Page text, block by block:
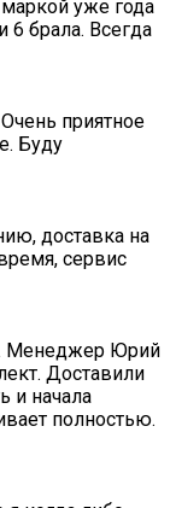
уже года
брала. Всегда
приятное
Буду
доставка на
сервис
Менеджер Юрий
Доставили
и начала
полностью.